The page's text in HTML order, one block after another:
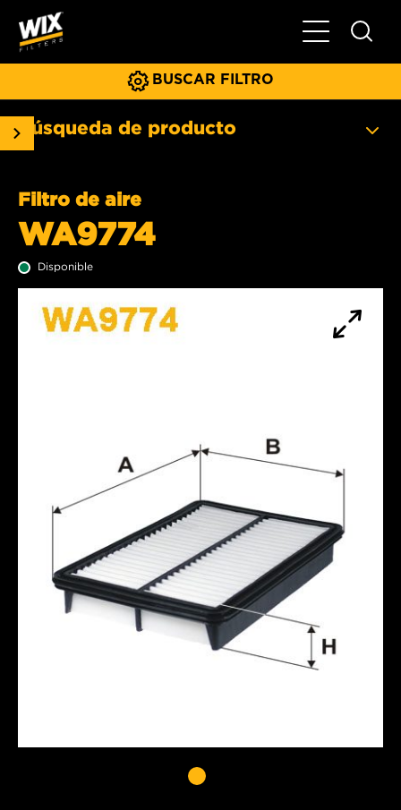
Menú
BUSCAR FILTRO
Búsqueda de producto
Filtro de aire
WA9774
Disponible